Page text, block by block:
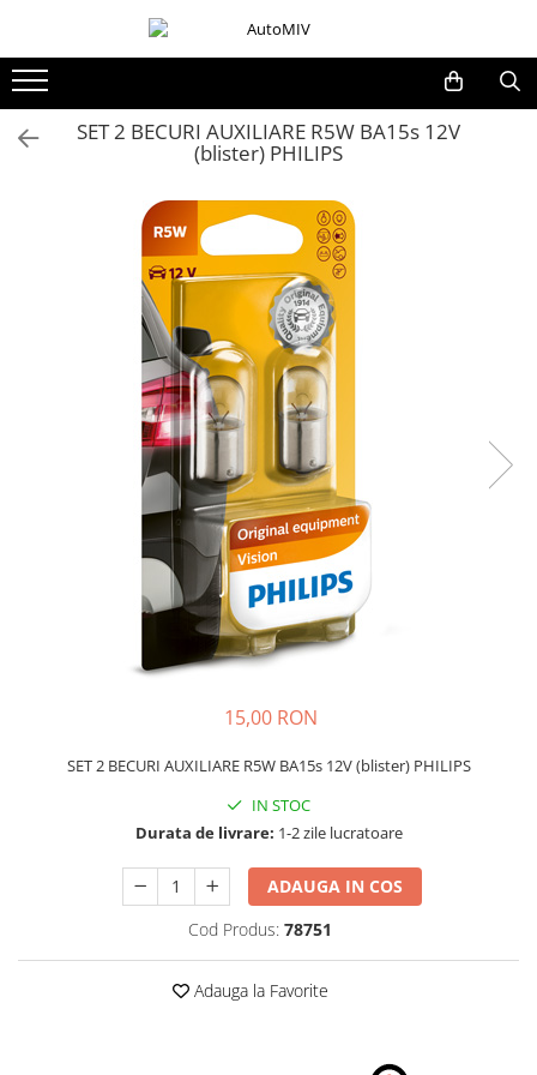
Oferta Saptamanii
Butoane Reglare Oglinzi
Butoane Blocare/Deblocare
Buton Clapeta Rezervor
Buton Portbagaj
Alte Butoane/Comutatoare
Butoane Semnalizare
Schimbatoare Viteze
Accesorii Auto Exterior
Husa Auto / Prelata Auto
Accesorii Interior Auto
Tavite Portbagaj Dedicate
SET 2 BECURI AUXILIARE R5W BA15s 12V
(blister) PHILIPS
15,00 RON
SET 2 BECURI AUXILIARE R5W BA15s 12V (blister) PHILIPS
IN STOC
Durata de livrare: 1-2 zile lucratoare
ADAUGA IN COS
Cod Produs: 78751
Adauga la Favorite